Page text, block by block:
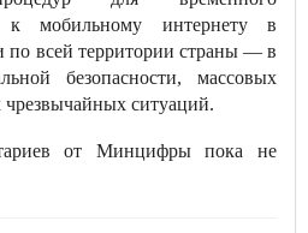
к мобильному интернету в
по всей территории страны — в
безопасности, массовых
чрезвычайных ситуаций.
от Минцифры пока не